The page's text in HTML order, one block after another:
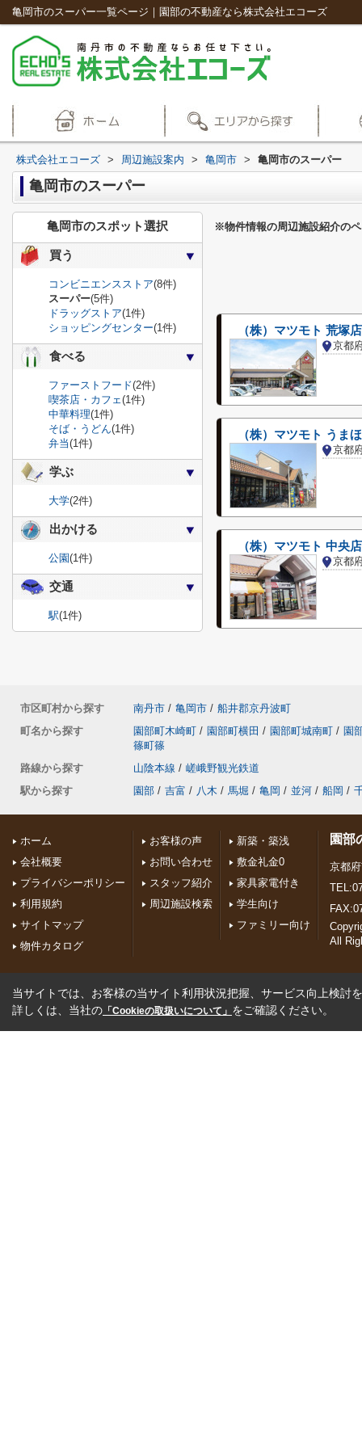
亀岡市のスーパー一覧ページ｜園部の不動産なら株式会社エコーズ
株式会社エコーズ > 周辺施設案内 > 亀岡市 > 亀岡市のスーパー
亀岡市のスーパー
※物件情報の周辺施設紹介の
（株）マツモト 荒塚店
京都
（株）マツモト うま
京都
（株）マツモト 中央店
京都
亀岡市のスポット選択
買う
コンビニエンスストア(8件)
スーパー(5件)
ドラッグストア(1件)
ショッピングセンター(1件)
食べる
ファーストフード(2件)
喫茶店・カフェ(1件)
中華料理(1件)
そば・うどん(1件)
弁当(1件)
学ぶ
大学(2件)
出かける
公園(1件)
交通
駅(1件)
市区町村から探す 南丹市 / 亀岡市 / 船井郡京丹波町
町名から探す
園部町木崎町 / 園部町横田 / 園部町城南町 / 園
篠町篠
路線から探す
山陰本線 / 嵯峨野観光鉄道
駅から探す
園部 / 吉富 / 八木 / 馬堀 / 亀岡 / 並河 / 船岡 /
ホーム
会社概要
プライバシーポリシー
利用規約
サイトマップ
物件カタログ
お客様の声
お問い合わせ
スタッフ紹介
周辺施設検索
新築・築浅
敷金礼金0
家具家電付き
学生向け
ファミリー向け
園部
京都
All
当サイトでは、お客様の当サイト利用状況把握、サービス向上検討
詳しくは、当社の 「Cookieの取扱いについて」 をご確認ください。